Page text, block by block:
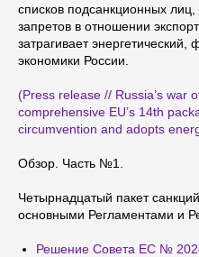
списков подсанкционных
запретов в отношении
затрагивает
экономики России.
(Press release // Russia’s war
comprehensive EU’s 14th
circumvention and adopts
Обзор. Часть №1.
Четырнадцатый пакет
основными Регламентами и
Решение Совета ЕС №